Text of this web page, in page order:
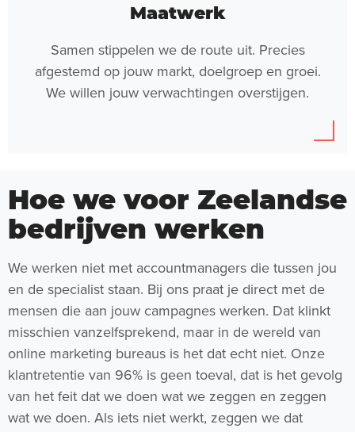
Maatwerk
Samen stippelen we de route uit. Precies
afgestemd op jouw markt, doelgroep en groei.
We willen jouw verwachtingen overstijgen.
Hoe we voor Zeelandse
bedrijven werken
We werken niet met accountmanagers die tussen jou
en de specialist staan. Bij ons praat je direct met de
mensen die aan jouw campagnes werken. Dat klinkt
misschien vanzelfsprekend, maar in de wereld van
online marketing bureaus is het dat echt niet. Onze
klantretentie van 96% is geen toeval, dat is het gevolg
van het feit dat we doen wat we zeggen en zeggen
wat we doen. Als iets niet werkt, zeggen we dat